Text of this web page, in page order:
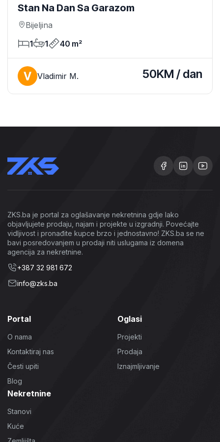
Stan Na Dan Sa Garazom
Bijeljina
1
1 40 m²
Vladimir M. 50KM / dan
ZKS.ba je portal za oglašavanje nekretnina gdje lako
objavljujete prodaju, najam i projekte u izgradnji. Povećajte
vidljivost i pronađite kupce brzo i jednostavno! ZKS.ba se ne
bavi posredovanjem u prodaji niti uslugama iz domena
agencija za nekretnine.
+387 32 981 672
info@zks.ba
Portal
O nama
Kontaktiraj nas
Česti upiti
Blog
Oglasi
Projekti
Prodaja
Iznajmljivanje
Nekretnine
Stanovi
Kuće